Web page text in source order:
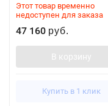
Этот товар временно
недоступен для заказа
47 160 руб.
В корзину
Купить в 1 клик